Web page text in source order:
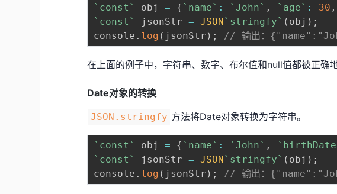
` const ` obj = { ` name` : ` John` , ` age` : 30 ,
` const ` jsonStr = JSON` stringfy` ( obj ) ;
console . log ( jsonStr ) ; // 输出：
在上面的例子中，字符串、数字、布尔值和null值都被正确
Date对象的转换
JSON.stringfy 方法将Date对象转换为字符串。
` const ` obj = { ` name` : ` John` , ` birthDate
` const ` jsonStr = JSON` stringfy` ( obj ) ;
console . log ( jsonStr ) ; // 输出：